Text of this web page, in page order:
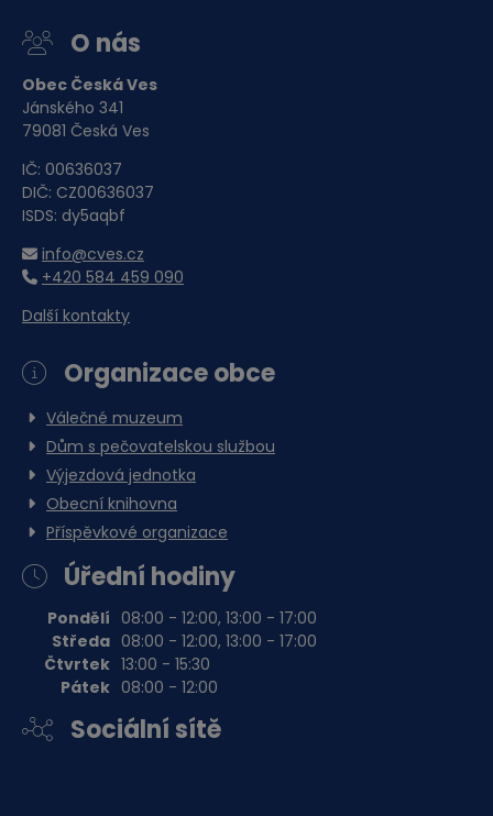
O nás
Obec Česká Ves
Jánského 341
79081 Česká Ves
IČ: 00636037
DIČ: CZ00636037
ISDS: dy5aqbf
info@cves.cz
+420 584 459 090
Další kontakty
Organizace obce
Válečné muzeum
Dům s pečovatelskou službou
Výjezdová jednotka
Obecní knihovna
Příspěvkové organizace
Úřední hodiny
Pondělí
Středa
Čtvrtek
Pátek
08:00 - 12:00, 13:00 - 17:00
08:00 - 12:00, 13:00 - 17:00
13:00 - 15:30
08:00 - 12:00
Sociální sítě
Řekou.docx
Stáhnout soubor